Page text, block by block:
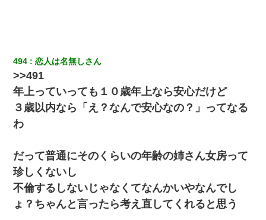
高1のとき男に襲われ、不妊の叔母に頼まれて出産。→叔母夫婦が
養子縁組してアメリカに子供を連れ帰った。→9・11で叔母夫婦が
亡くなってしまい…
デパートの外商『私さんだと名乗る女が、ツケで宝石を買おうと
していて…』私「！？」→ 翌日。ママ友たちの様子が微妙におか
しくなり・・・
妊娠中に「おいこのブタ女！てめー席譲れ！」と絡まれ腹を殴る
真似された。泣きながら夫に話すと一年後に…
旦那の元嫁「離婚したとはいえ、私が本来の妻。許可なく結婚す
るなんてどういう神経してるの？離婚届を記入して持って来い」
→笑いが止まらなくなり・・・
494 恋人は名無しさん
>>491
年上っていっても１０歳年上なら安心だけど
３歳以内なら「え？なんで安心なの？」ってなる
わ
だって普通にそのくらいの年齢の姉さん女房って
珍しくないし
不倫するしないじゃなくてなんかいやなんでし
ょ？ちゃんと言ったら考え直してくれると思う